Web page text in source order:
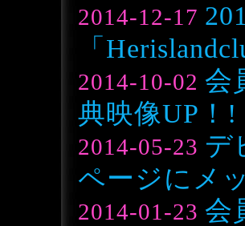
2014-12-17
「
2014-10-02 会
典映像UP！!
2014-05-23 デ
ページにメ
2014-01-23 会